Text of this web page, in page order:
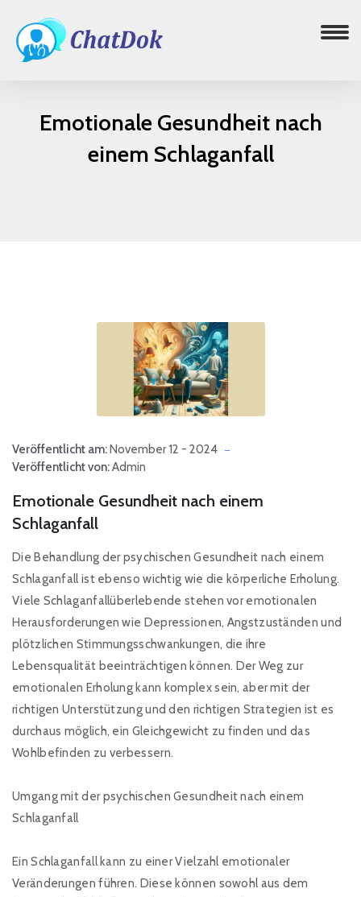
Emotionale Gesundheit nach
einem Schlaganfall
Veröffentlicht am: November 12 - 2024
Veröffentlicht von:Admin
Emotionale Gesundheit nach einem
Schlaganfall
Die Behandlung der psychischen Gesundheit nach einem
Schlaganfall ist ebenso wichtig wie die körperliche Erholung.
Viele Schlaganfallüberlebende stehen vor emotionalen
Herausforderungen wie Depressionen, Angstzuständen und
plötzlichen Stimmungsschwankungen, die ihre
Lebensqualität beeinträchtigen können. Der Weg zur
emotionalen Erholung kann komplex sein, aber mit der
richtigen Unterstützung und den richtigen Strategien ist es
durchaus möglich, ein Gleichgewicht zu finden und das
Wohlbefinden zu verbessern.
Umgang mit der psychischen Gesundheit nach einem
Schlaganfall
Ein Schlaganfall kann zu einer Vielzahl emotionaler
Veränderungen führen. Diese können sowohl aus dem